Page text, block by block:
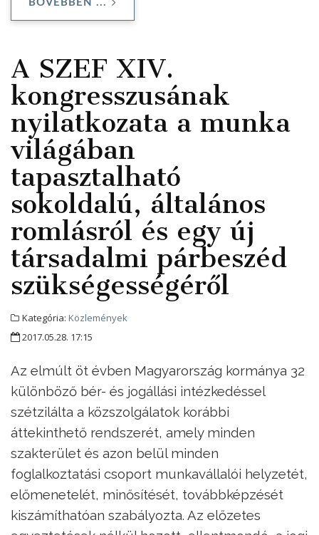
BŐVEBBEN ...
A SZEF XIV.
kongresszusának
nyilatkozata a munka
világában
tapasztalható
sokoldalú, általános
romlásról és egy új
társadalmi párbeszéd
szükségességéről
Kategória: Közlemények
2017.05.28. 17:15
Az elmúlt öt évben Magyarország kormánya 32
különböző bér- és jogállási intézkedéssel
szétzilálta a közszolgálatok korábbi
áttekinthető rendszerét, amely minden
szakterület és azon belül minden
foglalkoztatási csoport munkavállalói helyzetét,
előmenetelét, minősítését, továbbképzését
kiszámíthatóan szabályozta. Az előzetes